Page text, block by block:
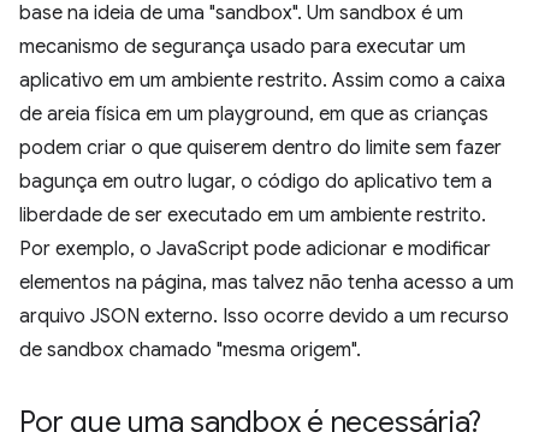
base na ideia de uma "sandbox". Um sandbox é um
mecanismo de segurança usado para executar um
aplicativo em um ambiente restrito. Assim como a caixa
de areia física em um playground, em que as crianças
podem criar o que quiserem dentro do limite sem fazer
bagunça em outro lugar, o código do aplicativo tem a
liberdade de ser executado em um ambiente restrito.
Por exemplo, o JavaScript pode adicionar e modificar
elementos na página, mas talvez não tenha acesso a um
arquivo JSON externo. Isso ocorre devido a um recurso
de sandbox chamado "mesma origem".
Por que uma sandbox é necessária?